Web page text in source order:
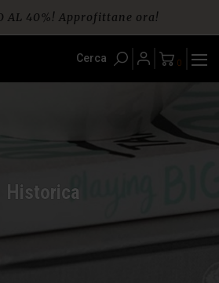
AL 40%! Approfittane ora!
per ordini da € 60
Cerca 0
Historica